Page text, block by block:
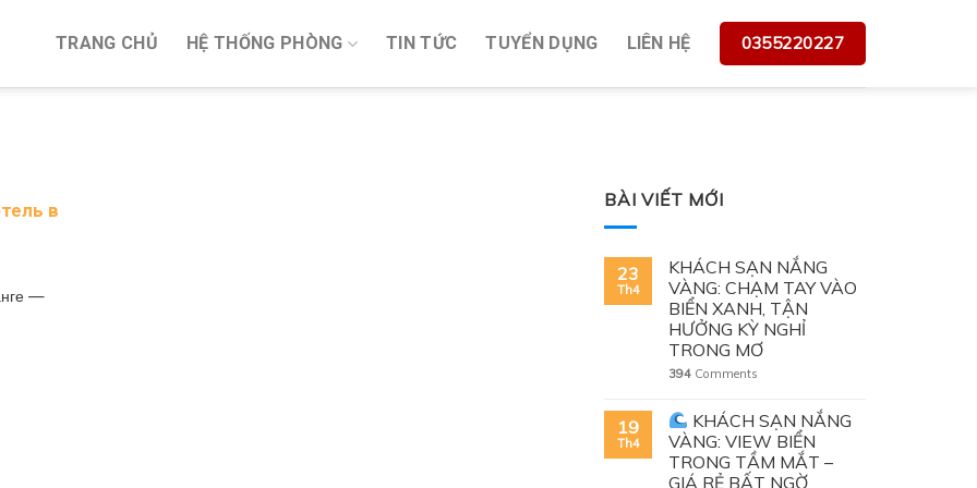
TRANG CHỦ HỆ THỐNG PHÒNG TIN TỨC TUYỂN DỤNG LIÊN HỆ 0355220227
в
—
BÀI VIẾT MỚI
23
Th4
KHÁCH SẠN NẮNG
VÀNG: CHẠM TAY VÀO
BIỂN XANH, TẬN
HƯỞNG KỲ NGHỈ
TRONG MƠ
394 Comments
19
Th4
KHÁCH SẠN NẮNG
VÀNG: VIEW BIỂN
TRONG TẦM MẮT –
GIÁ RẺ BẤT NGỜ